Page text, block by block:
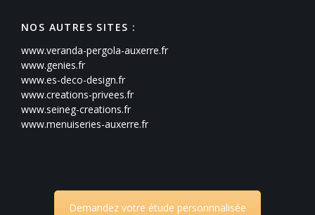
NOS AUTRES SITES :
www.veranda-pergola-auxerre.fr
www.genies.fr
www.es-deco-design.fr
www.creations-privees.fr
www.seineg-creations.fr
www.menuiseries-auxerre.fr
Demandez votre étude personnnalisée